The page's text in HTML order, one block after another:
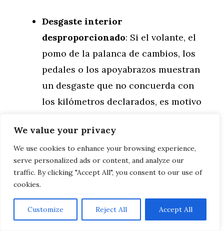
We value your privacy
We use cookies to enhance your browsing experience,
serve personalized ads or content, and analyze our
traffic. By clicking "Accept All", you consent to our use of
cookies.
Customize Reject All Accept All
Desgaste interior
desproporcionado: Si el volante, el
pomo de la palanca de cambios, los
pedales o los apoyabrazos muestran
un desgaste que no concuerda con
los kilómetros declarados, es motivo
Discordancia en el historial de ITV
Las revisiones de la Inspección
Técnica de Vehículos quedan
kilometraje en cada fecha de revisión.
Si el coche tiene 80.000 km